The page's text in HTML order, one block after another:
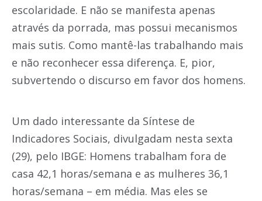
escolaridade. E não se manifesta apenas
através da porrada, mas possui mecanismos
mais sutis. Como mantê-las trabalhando mais
e não reconhecer essa diferença. E, pior,
subvertendo o discurso em favor dos homens.
Um dado interessante da Síntese de
Indicadores Sociais, divulgadam nesta sexta
(29), pelo IBGE: Homens trabalham fora de
casa 42,1 horas/semana e as mulheres 36,1
horas/semana – em média. Mas eles se